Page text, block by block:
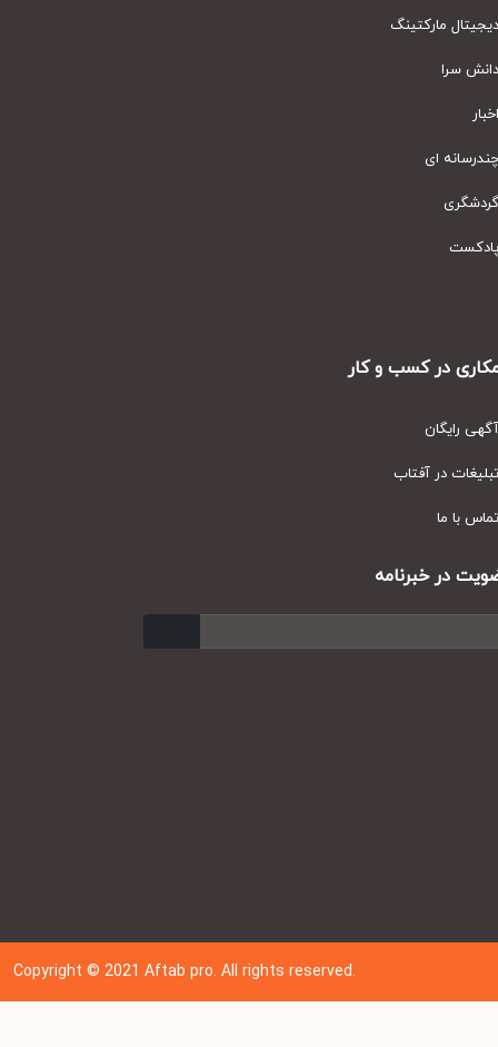
مارکتینگ
سرا
ای
در کسب و کار
رایگان
در آفتاب
با ما
در خبرنامه
Copyright © 202 1Aftab pro. All rights reserved.